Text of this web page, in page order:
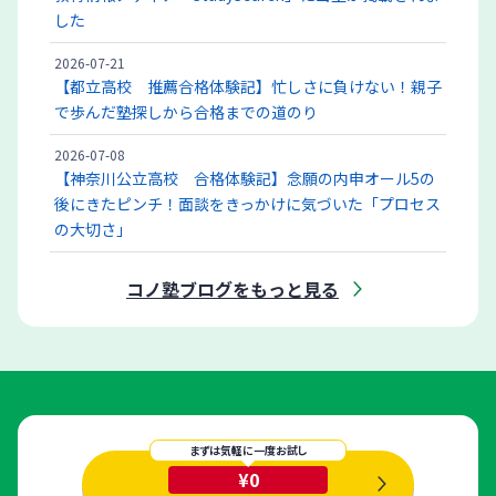
した
2026-07-21
【都立高校 推薦合格体験記】忙しさに負けない！親子
で歩んだ塾探しから合格までの道のり
2026-07-08
【神奈川公立高校 合格体験記】念願の内申オール5の
後にきたピンチ！面談をきっかけに気づいた「プロセス
の大切さ」
コノ塾ブログをもっと見る
まずは気軽に一度お試し
¥0